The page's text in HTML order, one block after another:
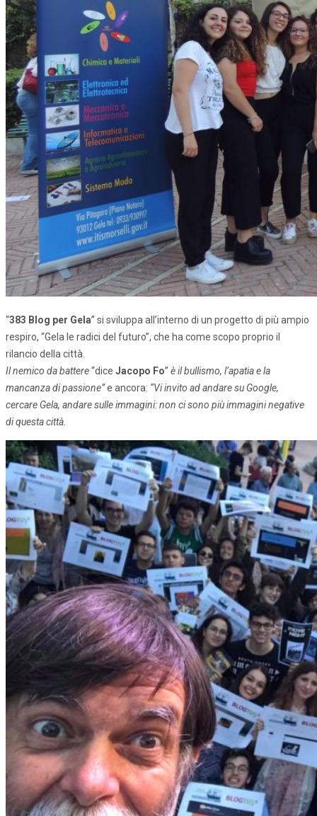
“383 Blog per Gela” si sviluppa all’interno di un progetto di più ampio
respiro, “Gela le radici del futuro”, che ha come scopo proprio il
rilancio della città.
Il nemico da battere“dice Jacopo Fo” è il bullismo, l’apatia e la
mancanza di passione”e ancora: “Vi invito ad andare su Google,
cercare Gela, andare sulle immagini: non ci sono più immagini negative
di questa città.